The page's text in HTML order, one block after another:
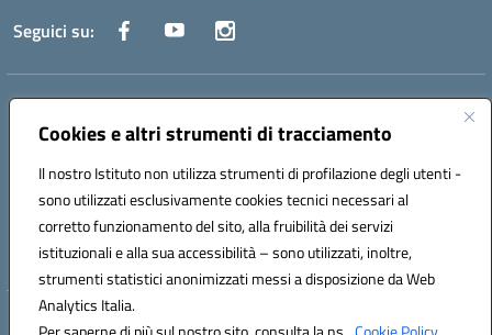
Cookies e altri strumenti di tracciamento
Il nostro Istituto non utilizza strumenti di profilazione degli utenti -
sono utilizzati esclusivamente cookies tecnici necessari al
corretto funzionamento del sito, alla fruibilità dei servizi
istituzionali e alla sua accessibilità – sono utilizzati, inoltre,
strumenti statistici anonimizzati messi a disposizione da Web
Analytics Italia.
Seguici su:
Indirizzo:Via Canale 1, Ancona
Centralino:071 204723 Email:anpc010006@istruzione.it
Codice fiscale: 93020970427
Codice meccanografico:
ANPC010006
Codice unico di fatturazione (CUF): UFBE6V
Hosting & Powered by 3D Solution S.r.l.